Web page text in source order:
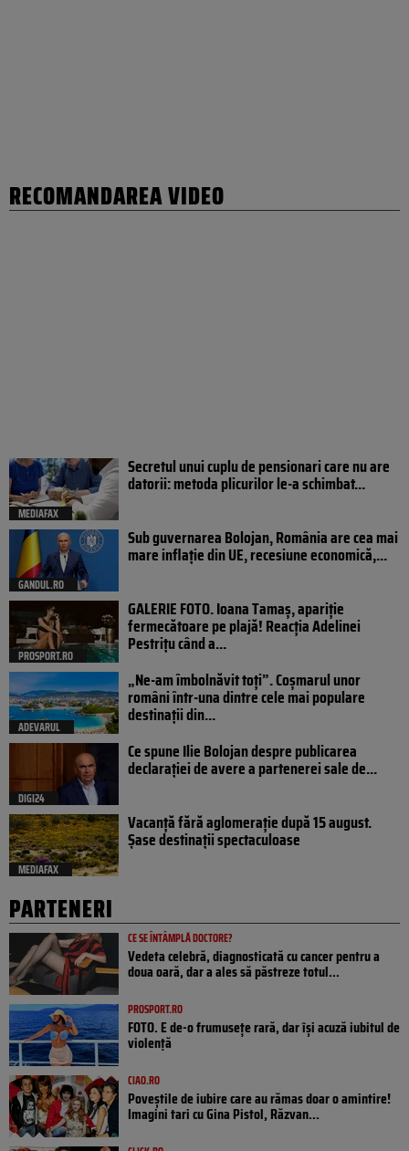
RECOMANDAREA VIDEO
MEDIAFAX
Secretul unui cuplu de pensionari care nu are
datorii: metoda plicurilor le-a schimbat...
GANDUL.RO
Sub guvernarea Bolojan, România are cea mai
mare inflație din UE, recesiune economică,...
PROSPORT.RO
GALERIE FOTO. Ioana Tamaş, apariție
fermecătoare pe plajă! Reacția Adelinei
Pestrițu când a...
ADEVARUL
„Ne-am îmbolnăvit toți”. Coșmarul unor
români într-una dintre cele mai populare
destinații din...
DIGI24
Ce spune Ilie Bolojan despre publicarea
declarației de avere a partenerei sale de...
MEDIAFAX
Vacanță fără aglomerație după 15 august.
Șase destinații spectaculoase
PARTENERI
CE SE ÎNTÂMPLĂ DOCTORE?
Vedeta celebră, diagnosticată cu cancer pentru a
doua oară, dar a ales să păstreze totul...
PROSPORT.RO
FOTO. E de-o frumusețe rară, dar își acuză iubitul de
violență
CIAO.RO
Poveştile de iubire care au rămas doar o amintire!
Imagini tari cu Gina Pistol, Răzvan...